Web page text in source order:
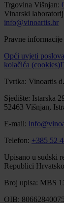
Trgovina Višnjan:
Vinarski
info@vinoartis.hr
Pravne informacije
Opći uvjeti
kolačića (cookies)
Tvrtka: Vinoartis
Sjedište: Istarska
52463 Višnjan,
E-mail:
Telefon: +385 52
Upisano u sudski
Republici
Broj upisa: MBS
OIB: 80662840075